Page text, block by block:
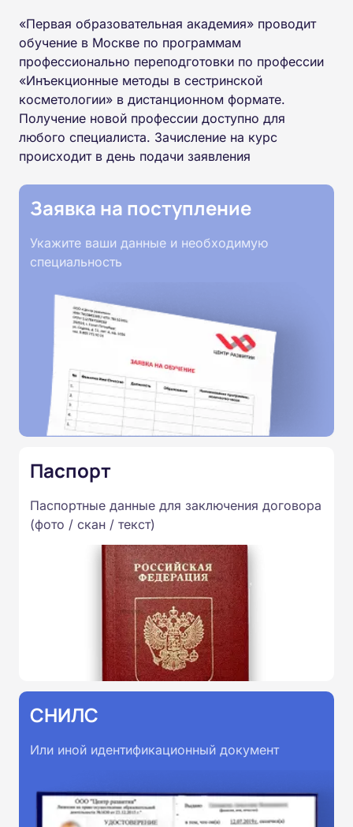
«Первая образовательная академия» проводит
обучение в Москве по программам
профессионально переподготовки по профессии
«Инъекционные методы в сестринской
косметологии» в дистанционном формате.
Получение новой профессии доступно для
любого специалиста. Зачисление на курс
происходит в день подачи заявления
Заявка на поступление
Укажите ваши данные и необходимую
специальность
Паспорт
Паспортные данные для заключения договора
(фото / скан / текст)
СНИЛС
Или иной идентификационный документ